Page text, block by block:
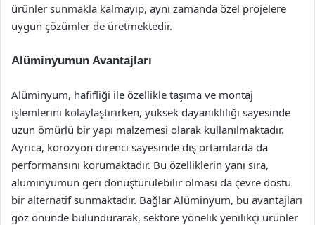
ürünler sunmakla kalmayıp, aynı zamanda özel projelere
uygun çözümler de üretmektedir.
Alüminyumun Avantajları
Alüminyum, hafifliği ile özellikle taşıma ve montaj
işlemlerini kolaylaştırırken, yüksek dayanıklılığı sayesinde
uzun ömürlü bir yapı malzemesi olarak kullanılmaktadır.
Ayrıca, korozyon direnci sayesinde dış ortamlarda da
performansını korumaktadır. Bu özelliklerin yanı sıra,
alüminyumun geri dönüştürülebilir olması da çevre dostu
bir alternatif sunmaktadır. Bağlar Alüminyum, bu avantajları
göz önünde bulundurarak, sektöre yönelik yenilikçi ürünler